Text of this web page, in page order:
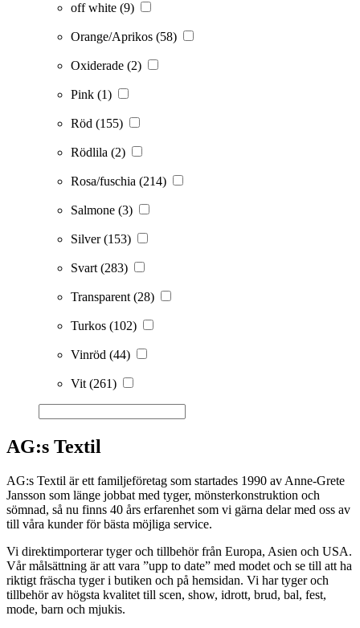
off white (9)
Orange/Aprikos (58)
Oxiderade (2)
Pink (1)
Röd (155)
Rödlila (2)
Rosa/fuschia (214)
Salmone (3)
Silver(153)
Svart (283)
Transparent (28)
Turkos (102)
Vinröd (44)
Vit (261)
AG:s Textil
AG:s Textil är ett familjeföretag som startades 1990 av Anne-Grete
Jansson som länge jobbat med tyger, mönsterkonstruktion och
sömnad, så nu finns 40 års erfarenhet som vi gärna delar med oss av
till våra kunder för bästa möjliga service.
Vi direktimporterar tyger och tillbehör från Europa, Asien och USA.
Vår målsättning är att vara ”upp to date” med modet och se till att ha
riktigt fräscha tyger i butiken och på hemsidan. Vi har tyger och
tillbehör av högsta kvalitet till scen, show, idrott, brud, bal, fest,
mode, barn och mjukis.